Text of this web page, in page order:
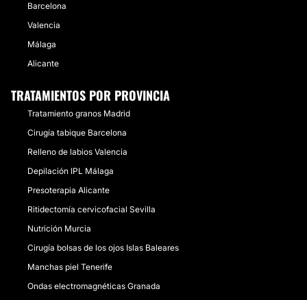
Barcelona
Valencia
Málaga
Alicante
TRATAMIENTOS POR PROVINCIA
Tratamiento granos Madrid
Cirugía tabique Barcelona
Relleno de labios Valencia
Depilación IPL Málaga
Presoterapia Alicante
Ritidectomía cervicofacial Sevilla
Nutrición Murcia
Cirugía bolsas de los ojos Islas Baleares
Manchas piel Tenerife
Ondas electromagnéticas Granada